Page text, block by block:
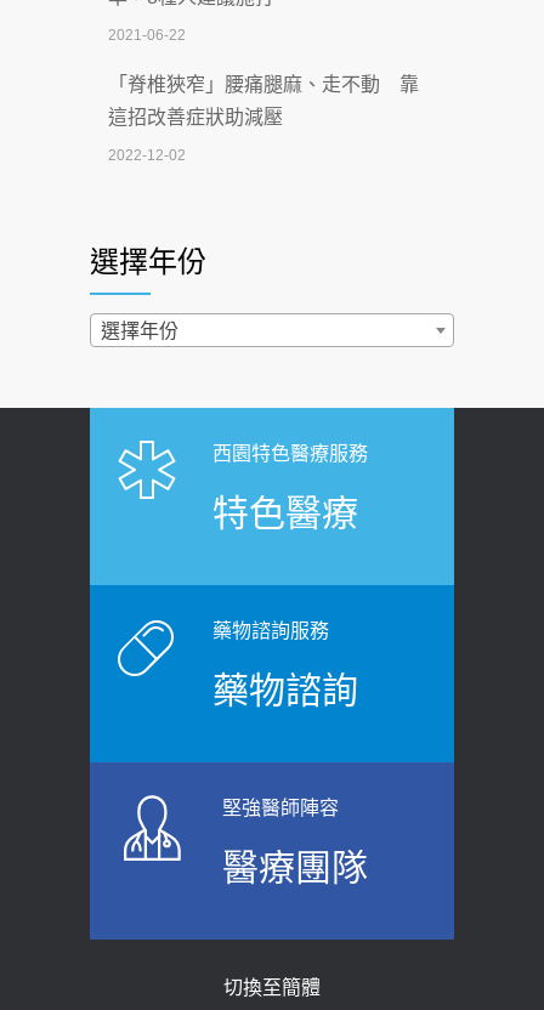
2026-07-02
2026-07-02
4連霸議員黃秋澤癌逝！食道癌為何奪命
西園醫院55周年 7／10捐血公益活動 邀
民眾熱血響應
2026-06-30
健康肛門痛都是痔瘡?醫談瘍瘍瘻管與肛
裂差異 逾50歲民眾可做1事
原則避免血糖血壓飆高
2026-06-08
上班常待在冷氣房？小心泌尿道感染
醫示警：1病症嚴重恐喪命
2021-06-22
「脊椎狹窄」腰痛腿麻、走不動 靠
這招改善症狀助減壓
2022-12-02
2022-02-17
過量維生素D和鈣恐罹癌? 醫師釋
「落枕」不要大力按脖子！ 1招「伸
展運動」預防落枕
老後睡不好、夜間易跌倒
2021-03-05
骨科魏志定主任接受專訪 【年代電視
質密度檢查！醫：注意5重點可逆轉
選擇年份
選擇年份
西園特色醫療服務
特色醫療
藥物諮詢服務
藥物諮詢
堅強醫師陣容
醫療團隊
切換至簡體